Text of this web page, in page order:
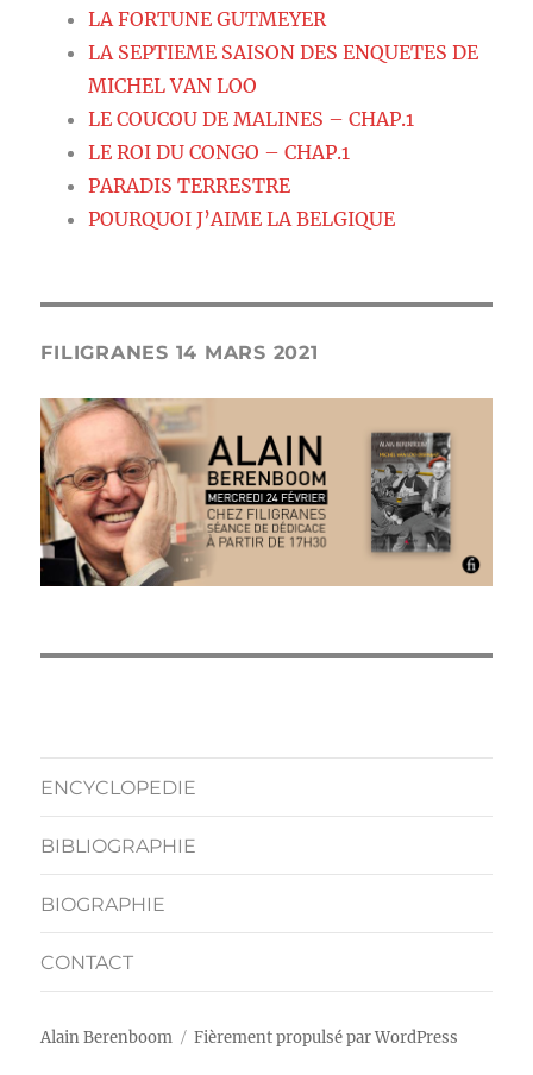
LA FORTUNE GUTMEYER
LA SEPTIEME SAISON DES ENQUETES DE
MICHEL VAN LOO
LE COUCOU DE MALINES – CHAP.1
LE ROI DU CONGO – CHAP.1
PARADIS TERRESTRE
POURQUOI J’AIME LA BELGIQUE
FILIGRANES 14 MARS 2021
ENCYCLOPEDIE
BIBLIOGRAPHIE
BIOGRAPHIE
CONTACT
Alain Berenboom Fièrement propulsé par WordPress